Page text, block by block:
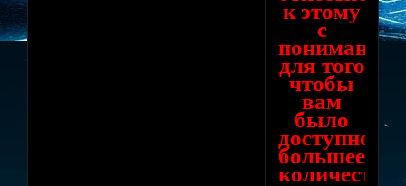
к этому
с
для того
чтобы
вам
было
доступно
большее
количество